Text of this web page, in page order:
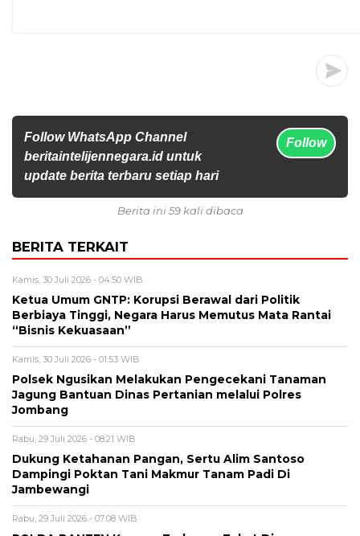
Follow WhatsApp Channel
beritaintelijennegara.id untuk
update berita terbaru setiap hari
Follow
Berita ini 59 kali dibaca
BERITA TERKAIT
Kamis, 30 Juli 2026 - 04:50 WIB
Ketua Umum GNTP: Korupsi Berawal dari Politik
Berbiaya Tinggi, Negara Harus Memutus Mata Rantai
“Bisnis Kekuasaan”
Kamis, 30 Juli 2026 - 01:53 WIB
Polsek Ngusikan Melakukan Pengecekani Tanaman
Jagung Bantuan Dinas Pertanian melalui Polres
Jombang
Rabu, 29 Juli 2026 - 08:21 WIB
Dukung Ketahanan Pangan, Sertu Alim Santoso
Dampingi Poktan Tani Makmur Tanam Padi Di
Jambewangi
Rabu, 29 Juli 2026 - 07:08 WIB